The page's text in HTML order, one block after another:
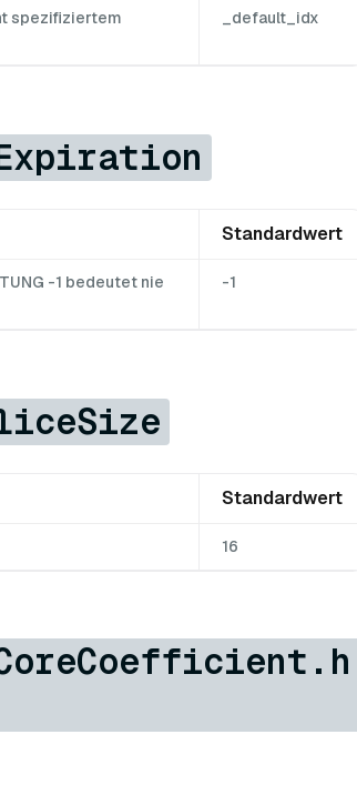
spezifiziertem
_default_idx
Standardwert
-1 bedeutet nie
-1
Standardwert
16